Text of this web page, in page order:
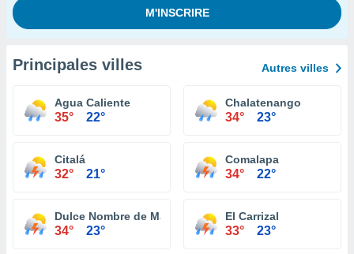
Principales villes Autres villes
Agua Caliente
35° 22°
Chalatenango
34° 23°
Citalá
32° 21°
Comalapa
34° 22°
Dulce Nombre de María
34° 23°
El Carrizal
33° 23°